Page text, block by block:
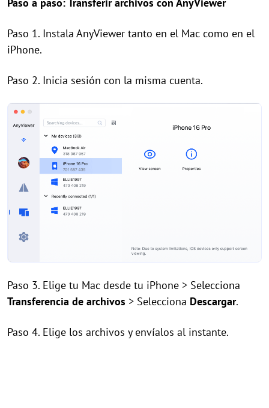
Paso 1. Instala AnyViewer tanto en el Mac como en el
iPhone.
Paso 2. Inicia sesión con la misma cuenta.
Paso 3. Elige tu Mac desde tu iPhone > Selecciona
Transferencia de archivos > Selecciona Descargar.
Paso 4. Elige los archivos y envíalos al instante.